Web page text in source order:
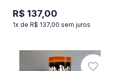
R$ 137,00
1x de R$ 137,00 sem juros